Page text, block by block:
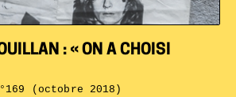
: « ON A CHOISI
(octobre 2018)